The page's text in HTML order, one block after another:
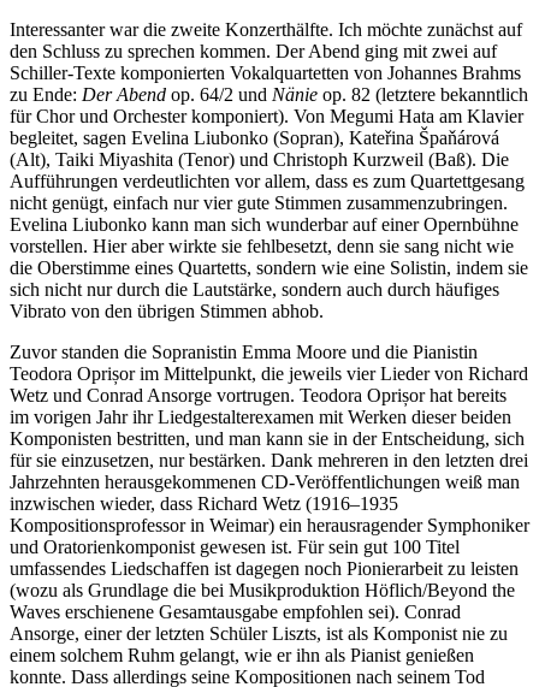
Interessanter war die zweite Konzerthälfte. Ich möchte zunächst auf
den Schluss zu sprechen kommen. Der Abend ging mit zwei auf
Schiller-Texte komponierten Vokalquartetten von Johannes Brahms
zu Ende: Der Abend op. 64/2 und Nänie op. 82 (letztere bekanntlich
für Chor und Orchester komponiert). Von Megumi Hata am Klavier
begleitet, sagen Evelina Liubonko (Sopran), Kateřina Špaňárová
(Alt), Taiki Miyashita (Tenor) und Christoph Kurzweil (Baß). Die
Aufführungen verdeutlichten vor allem, dass es zum Quartettgesang
nicht genügt, einfach nur vier gute Stimmen zusammenzubringen.
Evelina Liubonko kann man sich wunderbar auf einer Opernbühne
vorstellen. Hier aber wirkte sie fehlbesetzt, denn sie sang nicht wie
die Oberstimme eines Quartetts, sondern wie eine Solistin, indem sie
sich nicht nur durch die Lautstärke, sondern auch durch häufiges
Vibrato von den übrigen Stimmen abhob.
Zuvor standen die Sopranistin Emma Moore und die Pianistin
Teodora Oprișor im Mittelpunkt, die jeweils vier Lieder von Richard
Wetz und Conrad Ansorge vortrugen. Teodora Oprișor hat bereits
im vorigen Jahr ihr Liedgestalterexamen mit Werken dieser beiden
Komponisten bestritten, und man kann sie in der Entscheidung, sich
für sie einzusetzen, nur bestärken. Dank mehreren in den letzten drei
Jahrzehnten herausgekommenen CD-Veröffentlichungen weiß man
inzwischen wieder, dass Richard Wetz (1916–1935
Kompositionsprofessor in Weimar) ein herausragender Symphoniker
und Oratorienkomponist gewesen ist. Für sein gut 100 Titel
umfassendes Liedschaffen ist dagegen noch Pionierarbeit zu leisten
(wozu als Grundlage die bei Musikproduktion Höflich/Beyond the
Waves erschienene Gesamtausgabe empfohlen sei). Conrad
Ansorge, einer der letzten Schüler Liszts, ist als Komponist nie zu
einem solchem Ruhm gelangt, wie er ihn als Pianist genießen
konnte. Dass allerdings seine Kompositionen nach seinem Tod